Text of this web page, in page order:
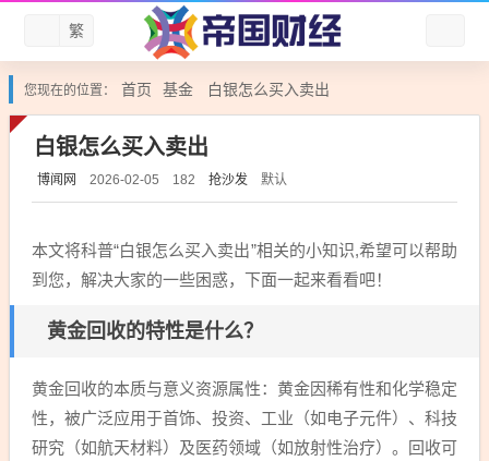
繁
您现在的位置： 首页 基金 白银怎么买入卖出
白银怎么买入卖出
博闻网 2026-02-05 182 抢沙发 默认
本文将科普“白银怎么买入卖出”相关的小知识,希望可以帮助
到您，解决大家的一些困惑，下面一起来看看吧！
黄金回收的特性是什么？
黄金回收的本质与意义资源属性：黄金因稀有性和化学稳定
性，被广泛应用于首饰、投资、工业（如电子元件）、科技
研究（如航天材料）及医药领域（如放射性治疗）。回收可